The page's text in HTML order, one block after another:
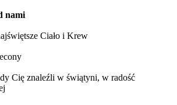
nami
Ciało i Krew
Cię znaleźli w świątyni, w radość